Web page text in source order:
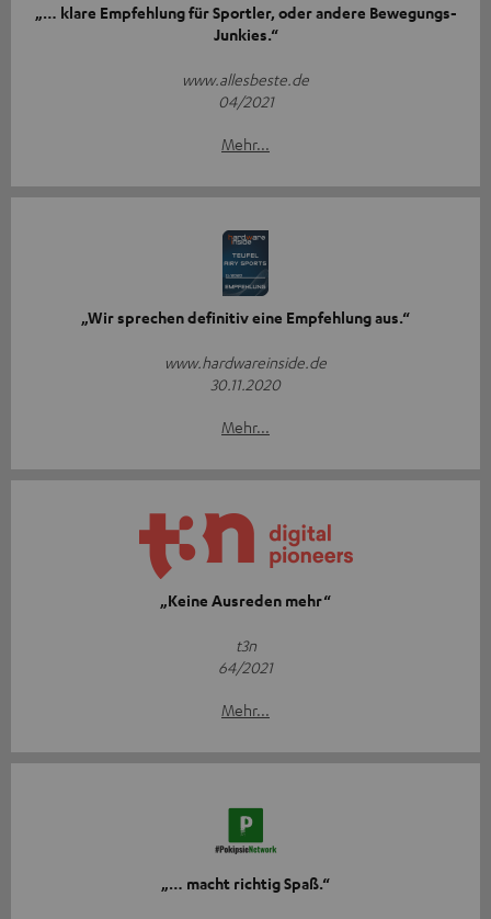
„… klare Empfehlung für Sportler, oder andere Bewegungs-
Junkies.“
www.allesbeste.de
04/2021
Mehr...
„Wir sprechen definitiv eine Empfehlung aus.“
www.hardwareinside.de
30.11.2020
Mehr...
„Keine Ausreden mehr“
t3n
64/2021
Mehr...
„… macht richtig Spaß.“